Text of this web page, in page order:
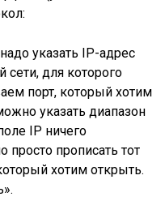
указать IP-адрес
сети, для которого
порт, который хотим
указать диапазон
IP ничего
просто прописать тот
хотим открыть.